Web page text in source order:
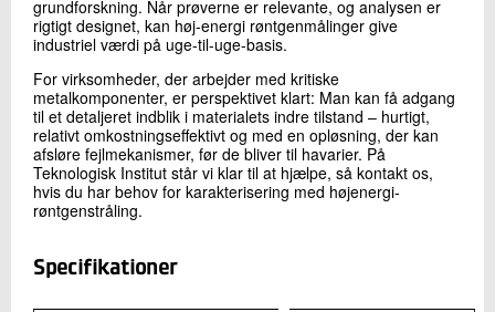
grundforskning. Når prøverne er relevante, og analysen er
rigtigt designet, kan høj-energi røntgenmålinger give
industriel værdi på uge-til-uge-basis.
For virksomheder, der arbejder med kritiske
metalkomponenter, er perspektivet klart: Man kan få adgang
til et detaljeret indblik i materialets indre tilstand – hurtigt,
relativt omkostningseffektivt og med en opløsning, der kan
afsløre fejlmekanismer, før de bliver til havarier. På
Teknologisk Institut står vi klar til at hjælpe, så kontakt os,
hvis du har behov for karakterisering med højenergi-
røntgenstråling.
Specifikationer